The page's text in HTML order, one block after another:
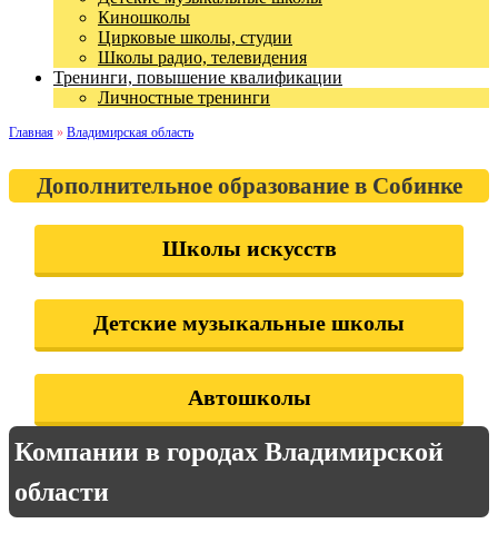
Киношколы
Цирковые школы, студии
Школы радио, телевидения
Тренинги, повышение квалификации
Личностные тренинги
Главная » Владимирская область
Дополнительное образование в Собинке
Школы искусств
Детские музыкальные школы
Автошколы
Компании в городах Владимирской
области